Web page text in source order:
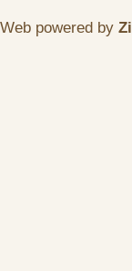
Web powered by